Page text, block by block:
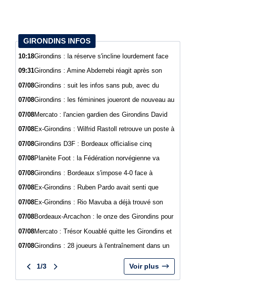
GIRONDINS INFOS
10:18Girondins : la réserve s'incline lourdement face
09:31Girondins : Amine Abderrebi réagit après son
07/08Girondins : suit les infos sans pub, avec du
07/08Girondins : les féminines joueront de nouveau au
07/08Mercato : l'ancien gardien des Girondins David
07/08Ex-Girondins : Wilfrid Rastoll retrouve un poste à
07/08Girondins D3F : Bordeaux officialise cinq
07/08Planète Foot : la Fédération norvégienne va
Gianni Infantino
07/08Girondins : Bordeaux s'impose 4-0 face à
07/08Ex-Girondins : Ruben Pardo avait senti que
07/08Ex-Girondins : Rio Mavuba a déjà trouvé son
07/08Bordeaux-Arcachon : le onze des Girondins pour
07/08Mercato : Trésor Kouablé quitte les Girondins et
07/08Girondins : 28 joueurs à l'entraînement dans un
1/3 Voir plus